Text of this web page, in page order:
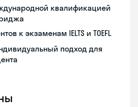
квалификацией
к экзаменам IELTS и TOEFL
подход для